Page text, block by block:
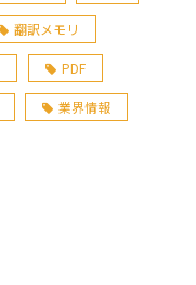
翻訳メモリ
PDF
業界情報